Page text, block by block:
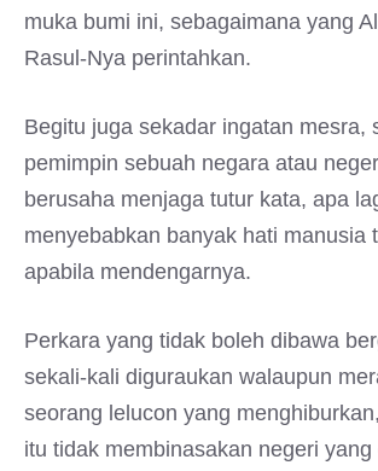
muka bumi ini, sebagaimana yang
Rasul-Nya perintahkan.
Begitu juga sekadar ingatan mesra,
pemimpin sebuah negara atau
berusaha menjaga tutur kata, apa
menyebabkan banyak hati manusia
apabila mendengarnya.
Perkara yang tidak boleh dibawa
sekali-kali diguraukan walaupun
seorang lelucon yang
itu tidak membinasakan negeri